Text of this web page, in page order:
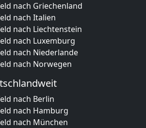
nach Griechenland
nach Italien
nach Liechtenstein
nach Luxemburg
nach Niederlande
nach Norwegen
nach Berlin
nach Hamburg
nach München